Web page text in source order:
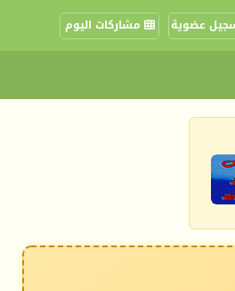
مشاركات اليوم عضوية